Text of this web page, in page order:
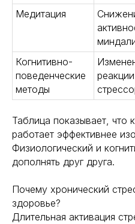
Медитация
Когнитивно-
поведенческие
методы
Таблица показывает, что
работает эффективнее
Физиологический и
дополнять друг друга.
Почему хронический
здоровье?
Длительная активация